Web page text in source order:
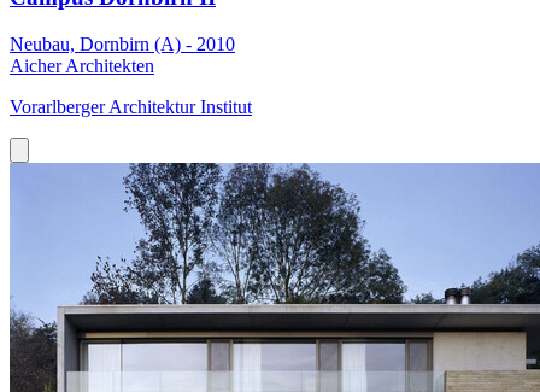
Neubau, Dornbirn (A) - 2010
Aicher Architekten
Vorarlberger Architektur Institut